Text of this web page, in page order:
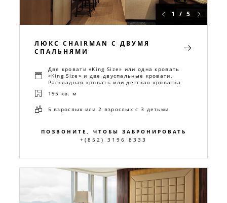
1 / 5
ЛЮКС CHAIRMAN С ДВУМЯ
СПАЛЬНЯМИ
Две кровати «King Size» или одна кровать
«King Size» и две двуспальные кровати,
Раскладная кровать или детская кроватка
195 кв. м
5 взрослых или 2 взрослых с 3 детьми
ПОЗВОНИТЕ, ЧТОБЫ ЗАБРОНИРОВАТЬ
+(852) 3196 8333